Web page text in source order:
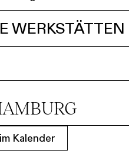
WERKSTÄTTEN
Kalender